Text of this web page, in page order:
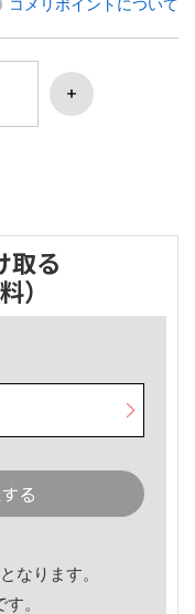
コメリポイントについて
取る
）
る
なります。
。